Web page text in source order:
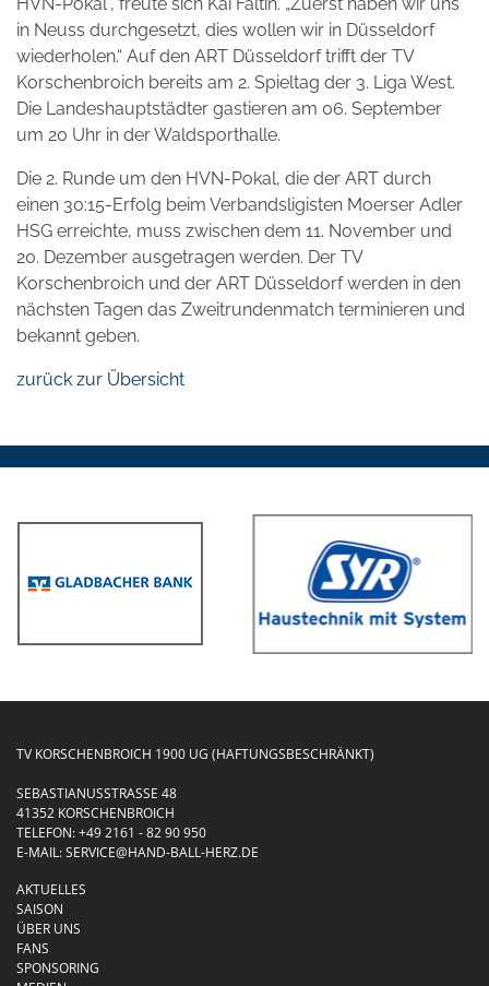
in Neuss durchgesetzt, dies wollen wir in Düsseldorf
wiederholen.“ Auf den ART Düsseldorf trifft der TV
Korschenbroich bereits am 2. Spieltag der 3. Liga West.
Die Landeshauptstädter gastieren am 06. September
um 20 Uhr in der Waldsporthalle.
Die 2. Runde um den HVN-Pokal, die der ART durch
einen 30:15-Erfolg beim Verbandsligisten Moerser Adler
HSG erreichte, muss zwischen dem 11. November und
20. Dezember ausgetragen werden. Der TV
Korschenbroich und der ART Düsseldorf werden in den
nächsten Tagen das Zweitrundenmatch terminieren und
bekannt geben.
zurück zur Übersicht
TV KORSCHENBROICH 1900 UG (HAFTUNGSBESCHRÄNKT)
SEBASTIANUSSTRASSE 48
41352 KORSCHENBROICH
TELEFON:+49 2161 - 82 90 950
E-MAIL:SERVICE@HAND-BALL-HERZ.DE
AKTUELLES
SAISON
ÜBER UNS
FANS
SPONSORING